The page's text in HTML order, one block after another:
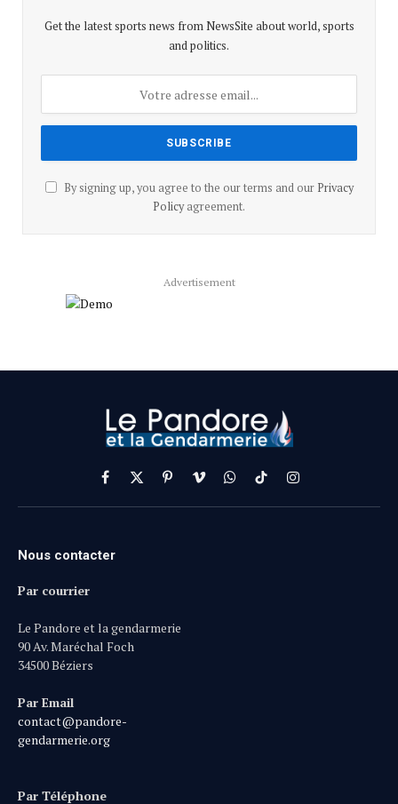
Get the latest sports news from NewsSite about world, sports
and politics.
By signing up, you agree to the our terms and our Privacy
Policyagreement.
Advertisement
Facebook
X
(Twitter)
PinterestVimeoWhatsApp
TikTokInstagram
Nous contacter
Par courrier
Le Pandore et la gendarmerie
90 Av. Maréchal Foch
34500 Béziers
Par Email
contact@pandore-
gendarmerie.org
Par Téléphone